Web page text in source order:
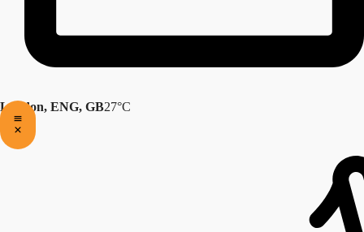
London, ENG, GB27°C